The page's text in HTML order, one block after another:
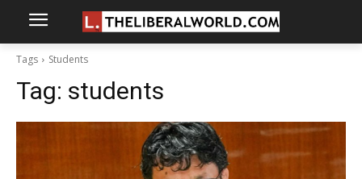
Tags Students
Tag: students